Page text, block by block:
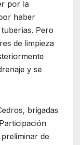
por la
haber
Pero
de limpieza
y se
brigadas
de